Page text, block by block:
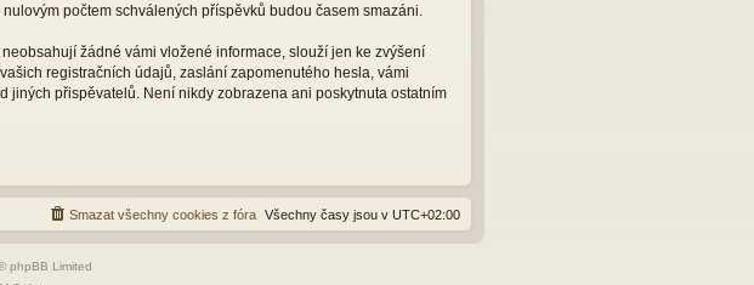
počtem schválených příspěvků budou časem smazáni.
žádné vámi vložené informace, slouží jen ke zvýšení
registračních údajů, zaslání zapomenutého hesla, vámi
přispěvatelů. Není nikdy zobrazena ani poskytnuta ostatním
Všechny časy jsou v UTC+02:00
Smazat všechny cookies z fóra
phpBB Limited